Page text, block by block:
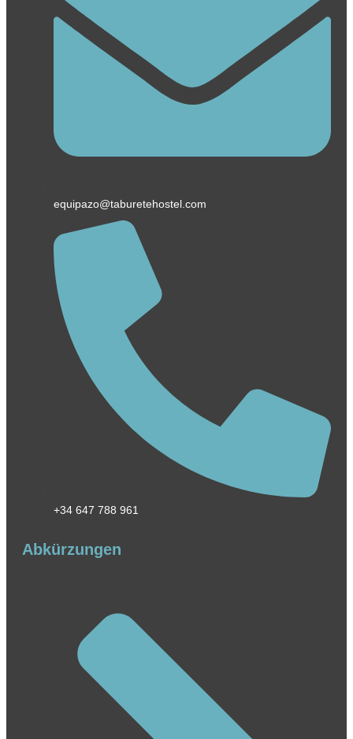
equipazo@taburetehostel.com
+34 647 788 961
Abkürzungen